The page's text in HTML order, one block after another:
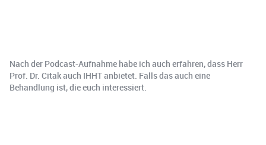
Nach der Podcast-Aufnahme habe ich auch erfahren, dass Herr
Prof. Dr. Citak auch IHHT anbietet. Falls das auch eine
Behandlung ist, die euch interessiert.